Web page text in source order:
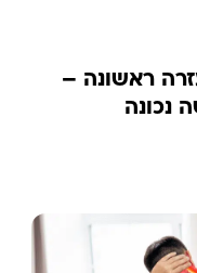
ראשונה –
נכונה